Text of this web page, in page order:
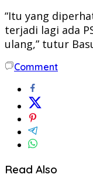
“Itu yang
terjadi lagi ada
ulang,” tutur
Comment
Read Also